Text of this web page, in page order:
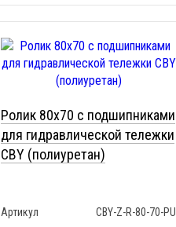
Ролик 80x70 с подшипниками
для гидравлической тележки
CBY (полиуретан)
Артикул
CBY-Z-R-80-70-PU